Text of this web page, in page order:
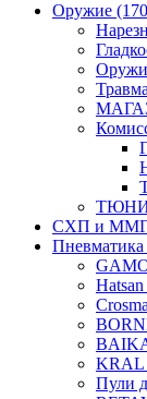
Оружие
СХП и ММГ
Пневматика
KRAL
Пули